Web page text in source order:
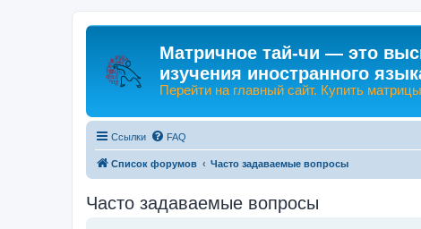
Матричное тай-чи — это
изучения иностранного
Перейти на главный сайт. Купить
Ссылки FAQ
Список форумов Часто задаваемые вопросы
Часто задаваемые вопросы